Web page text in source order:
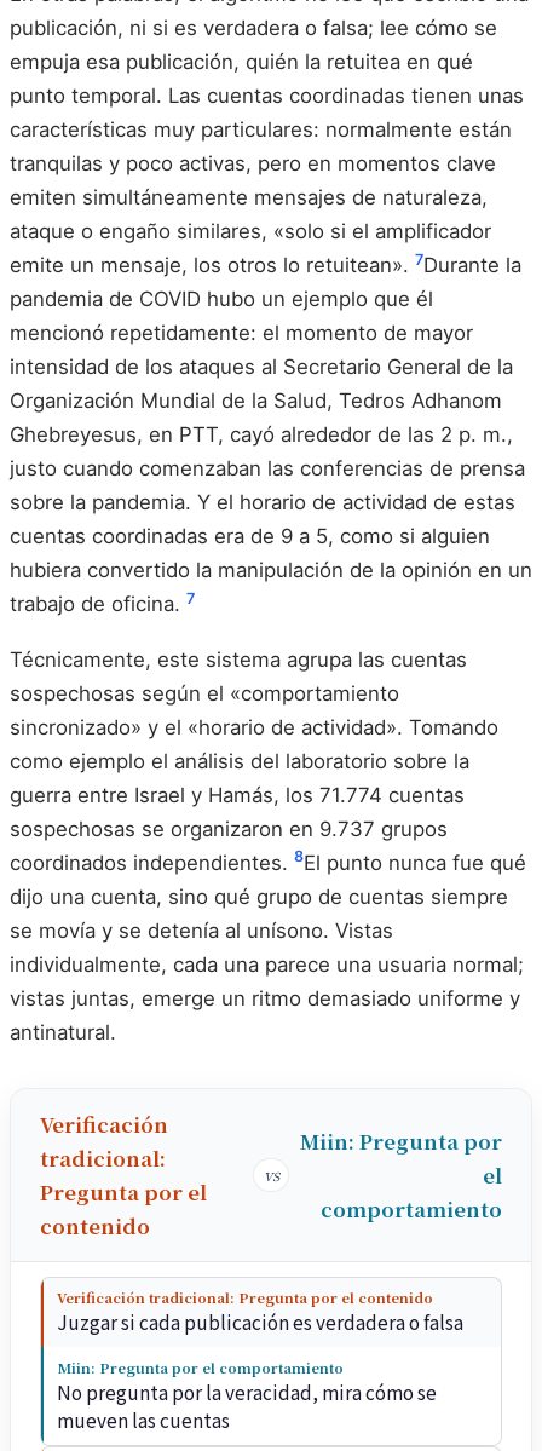
publicación, ni si es verdadera o falsa; lee cómo se
empuja esa publicación, quién la retuitea en qué
punto temporal. Las cuentas coordinadas tienen unas
características muy particulares: normalmente están
tranquilas y poco activas, pero en momentos clave
emiten simultáneamente mensajes de naturaleza,
ataque o engaño similares, «solo si el amplificador
emite un mensaje, los otros lo retuitean». 7Durante la
pandemia de COVID hubo un ejemplo que él
mencionó repetidamente: el momento de mayor
intensidad de los ataques al Secretario General de la
Organización Mundial de la Salud, Tedros Adhanom
Ghebreyesus, en PTT, cayó alrededor de las 2 p. m.,
justo cuando comenzaban las conferencias de prensa
sobre la pandemia. Y el horario de actividad de estas
cuentas coordinadas era de 9 a 5, como si alguien
hubiera convertido la manipulación de la opinión en un
trabajo de oficina. 7
Técnicamente, este sistema agrupa las cuentas
sospechosas según el «comportamiento
sincronizado» y el «horario de actividad». Tomando
como ejemplo el análisis del laboratorio sobre la
guerra entre Israel y Hamás, los 71.774 cuentas
sospechosas se organizaron en 9.737 grupos
coordinados independientes. 8El punto nunca fue qué
dijo una cuenta, sino qué grupo de cuentas siempre
se movía y se detenía al unísono. Vistas
individualmente, cada una parece una usuaria normal;
vistas juntas, emerge un ritmo demasiado uniforme y
antinatural.
Verificación
tradicional:
Pregunta por el
contenido
vs
Miin: Pregunta por
el
comportamiento
Verificación tradicional: Pregunta por el contenido
Juzgar si cada publicación es verdadera o falsa
Miin: Pregunta por el comportamiento
No pregunta por la veracidad, mira cómo se
mueven las cuentas